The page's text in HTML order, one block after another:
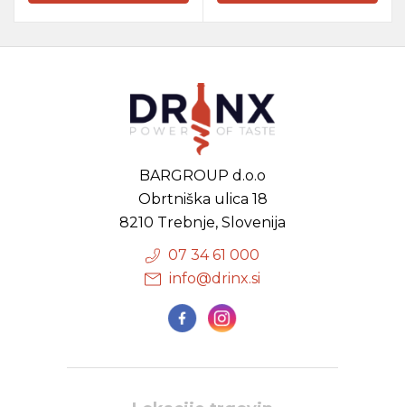
BARGROUP d.o.o
Obrtniška ulica 18
8210 Trebnje, Slovenija
07 34 61 000
info@drinx.si